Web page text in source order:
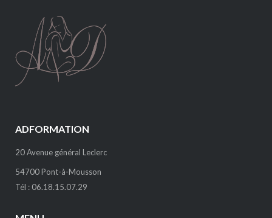
ADFORMATION
20 Avenue général Leclerc
54700 Pont-à-Mousson
Tél : 06.18.15.07.29